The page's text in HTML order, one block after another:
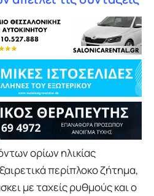
ορίων ηλικίας
περίπλοκο ζήτημα,
με ταχείς ρυθμούς και ο